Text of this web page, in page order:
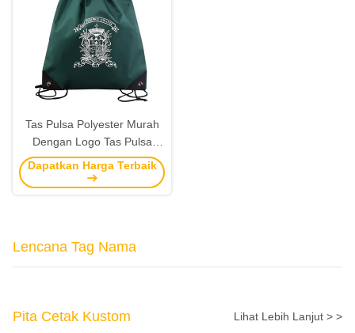
Tas Pulsa Polyester Murah
Dengan Logo Tas Pulsa
Custom Produsen
Dapatkan Harga Terbaik
Lencana Tag Nama
Pita Cetak Kustom Lihat Lebih Lanjut > >